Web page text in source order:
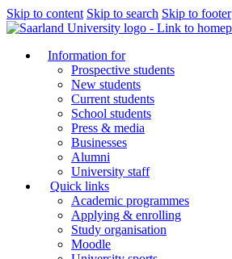
Skip to content Skip to search Skip to footer
Information for
Prospective students
New students
Current students
School students
Press & media
Businesses
Alumni
University staff
Quick links
Academic programmes
Applying & enrolling
Study organisation
Moodle